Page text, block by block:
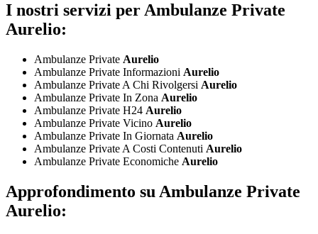
I nostri servizi perAmbulanze Private
Aurelio:
Ambulanze Private Aurelio
Ambulanze Private Informazioni Aurelio
Ambulanze Private A Chi Rivolgersi Aurelio
Ambulanze Private In Zona Aurelio
Ambulanze Private H24 Aurelio
Ambulanze Private Vicino Aurelio
Ambulanze Private In Giornata Aurelio
Ambulanze Private A Costi Contenuti Aurelio
Ambulanze Private Economiche Aurelio
Approfondimento suAmbulanze Private
Aurelio: